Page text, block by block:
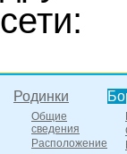
сети:
Родинки
Общие
сведения
Расположение